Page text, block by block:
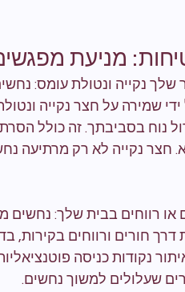
מניעת
נקייה ונטולת עומס:
ידי שמירה על חצר נקייה
נוח בסביבתך. זה כולל
חצר נקייה לא רק מרתיעה
או רווחים בבית שלך: נחשים
דרך חורים ורווחים בקירות,
נקודות כניסה
שעלולים למשוך נחשים.